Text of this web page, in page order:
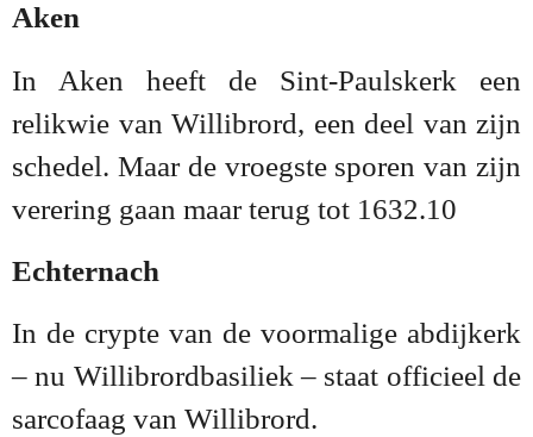
Aken
In Aken heeft de Sint-Paulskerk een
relikwie van Willibrord, een deel van zijn
schedel. Maar de vroegste sporen van zijn
verering gaan maar terug tot 1632.10
Echternach
In de crypte van de voormalige abdijkerk
– nu Willibrordbasiliek – staat officieel de
sarcofaag van Willibrord.